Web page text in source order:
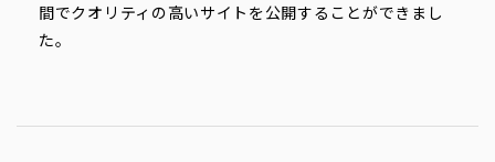
間でクオリティの高いサイトを公開することができまし
た。